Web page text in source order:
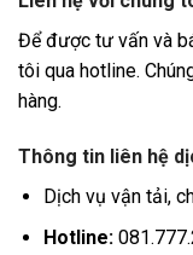
Để được tư vấn và
tôi qua hotline.
hàng.
Thông tin liên hệ
Dịch vụ vận tải,
Hotline: